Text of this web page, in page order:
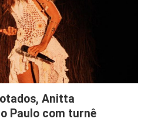
Anitta
Paulo com turnê